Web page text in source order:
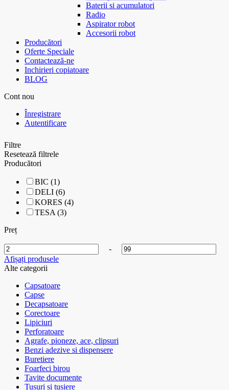
Baterii si acumulatori
Radio
Aspirator robot
Accesorii robot
Producători
Oferte Speciale
Contactează-ne
Inchirieri copiatoare
BLOG
Cont nou
Înregistrare
Autentificare
Filtre
Resetează filtrele
Producători
BIC (1)
DELI (6)
KORES (4)
TESA (3)
Preț
-
Afișați produsele
Alte categorii
Capsatoare
Capse
Decapsatoare
Corectoare
Lipiciuri
Perforatoare
Agrafe, pioneze, ace, clipsuri
Benzi adezive si dispensere
Buretiere
Foarfeci birou
Tavite documente
Tusuri si tusiere